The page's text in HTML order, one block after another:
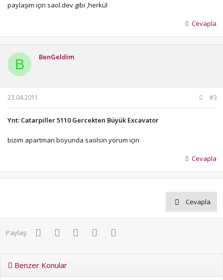
paylaşım için saol.dev gibi ,herkül
Cevapla
B BenGeldim
23.04.2011 #3
Ynt: Catarpiller 5110 Gercekten Büyük Excavator
bizim apartman boyunda saolsın yorum için
Cevapla
Cevapla
Paylaş: FacebookTwitter PinterestWhatsApp
Benzer Konular